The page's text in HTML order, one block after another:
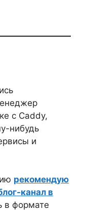
с Caddy,
нибудь
и
рекомендую
канал в
в формате